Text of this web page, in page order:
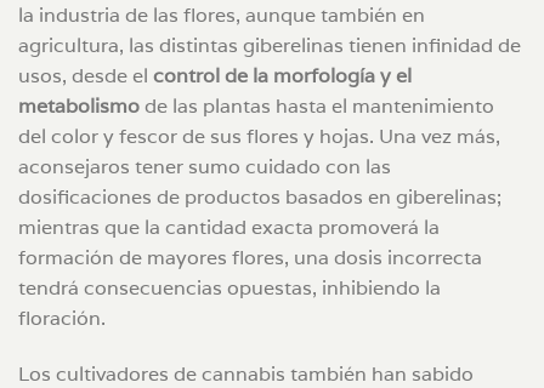
la industria de las flores, aunque también en
agricultura, las distintas giberelinas tienen infinidad de
usos, desde el control de la morfología y el
metabolismode las plantas hasta el mantenimiento
del color y fescor de sus flores y hojas. Una vez más,
aconsejaros tener sumo cuidado con las
dosificaciones de productos basados en giberelinas;
mientras que la cantidad exacta promoverá la
formación de mayores flores, una dosis incorrecta
tendrá consecuencias opuestas, inhibiendo la
floración.
Los cultivadores de cannabis también han sabido